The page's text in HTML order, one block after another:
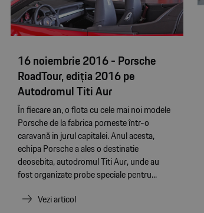
16 noiembrie 2016 - Porsche
RoadTour, ediția 2016 pe
Autodromul Titi Aur
În fiecare an, o flota cu cele mai noi modele
Porsche de la fabrica porneste într-o
caravană in jurul capitalei. Anul acesta,
echipa Porsche a ales o destinatie
deosebita, autodromul Titi Aur, unde au
fost organizate probe speciale pentru...
Vezi articol